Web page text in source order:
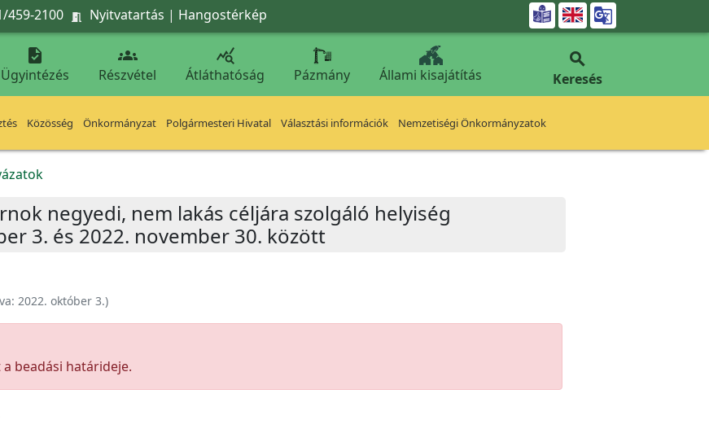
459-2100  Nyitvatartás | Hangostérkép 

Ügyintézés

Részvétel

Átláthatóság Pázmány Állami kisajátítás

Keresés
Közösség Önkormányzat Polgármesteri Hivatal Választási információk Nemzetiségi Önkormányzatok
negyedi, nem lakás céljára szolgáló helyiség
3. és 2022. november 30. között
2022. október 3.)
beadási határideje.